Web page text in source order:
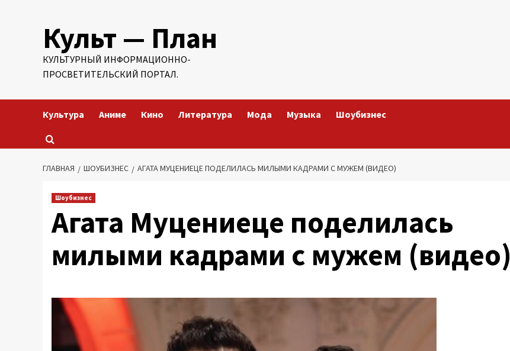
содержимомуКульт — План
КУЛЬТУРНЫЙ ИНФОРМАЦИОННО-
ПРОСВЕТИТЕЛЬСКИЙ ПОРТАЛ.
Культура Аниме Кино Литература Мода Музыка Шоубизнес
ГЛАВНАЯ ШОУБИЗНЕС АГАТА МУЦЕНИЕЦЕ ПОДЕЛИЛАСЬ МИЛЫМИ КАДРАМИ С МУЖЕМ (ВИДЕО)
Шоубизнес
Агата Муцениеце поделилась
милыми кадрами с мужем (видео)